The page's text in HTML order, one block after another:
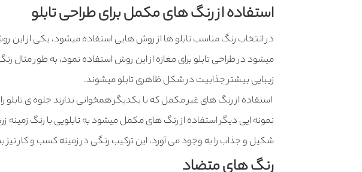
استفاده از رنگ های مکمل برای طراحی تابلو
در انتخاب رنگ مناسب تابلو ها از روش هایی استفاده میشود، یکی از
میشود در طراحی تابلو برای مغازه از این روش استفاده نمود، به طور
زیبایی بیشتر جذابیت در شکل ظاهری تابلو میشوند.
استفاده از رنگ های غیر مکمل که با یکدیگر همخوانی ندارند جلوه ی تابلو را
نمونه ایی دیگر استفاده از رنگ های مکمل میشود به تابلویی با رنگ زمینه
شکیل و جذاب را به وجود می آورد، این ترکیب رنگی در زمینه کسب و کار نیز
رنگ های متضاد